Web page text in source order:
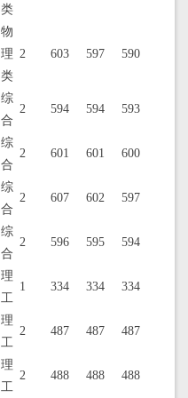
类
物
理
类
2 603 597 590
综
合
2 594 594 593
综
合
2 601 601 600
综
合
2 607 602 597
综
合
2 596 595 594
理
工
1 334 334 334
理
工
2 487 487 487
理
工
2 488 488 488